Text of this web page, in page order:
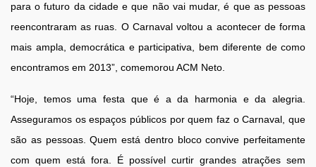
para o futuro da cidade e que não vai mudar, é que as pessoas
reencontraram as ruas. O Carnaval voltou a acontecer de forma
mais ampla, democrática e participativa, bem diferente de como
encontramos em 2013”, comemorou ACM Neto.
“Hoje, temos uma festa que é a da harmonia e da alegria.
Asseguramos os espaços públicos por quem faz o Carnaval, que
são as pessoas. Quem está dentro bloco convive perfeitamente
com quem está fora. É possível curtir grandes atrações sem